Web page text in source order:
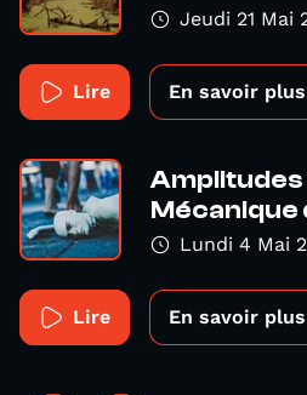
Jeudi 21 Mai
Lire En savoir plus
Amplitudes
Lundi 4 Mai
Lire En savoir plus